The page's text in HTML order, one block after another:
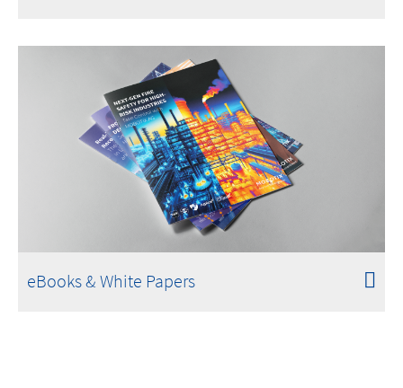
eBooks & White Papers